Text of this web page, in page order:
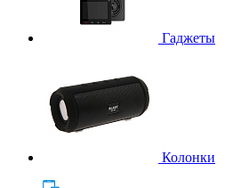
Гаджеты
Колонки